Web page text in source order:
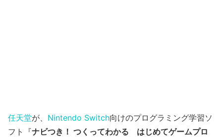
任天堂が、 Nintendo Switch向けのプログラミング学習ソ
フト『ナビつき！ つくってわかる はじめてゲームプロ